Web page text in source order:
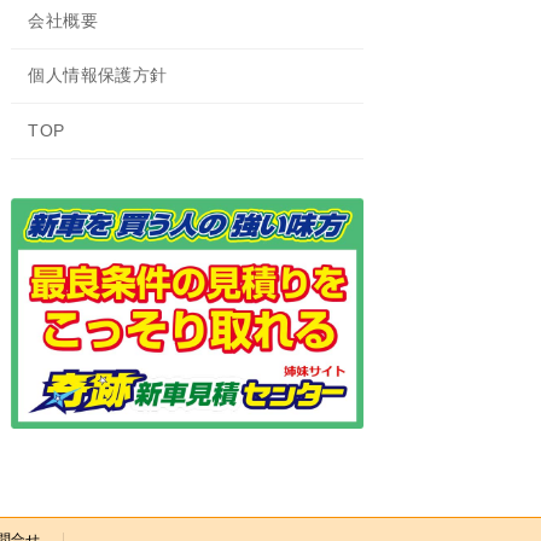
会社概要
個人情報保護方針
TOP